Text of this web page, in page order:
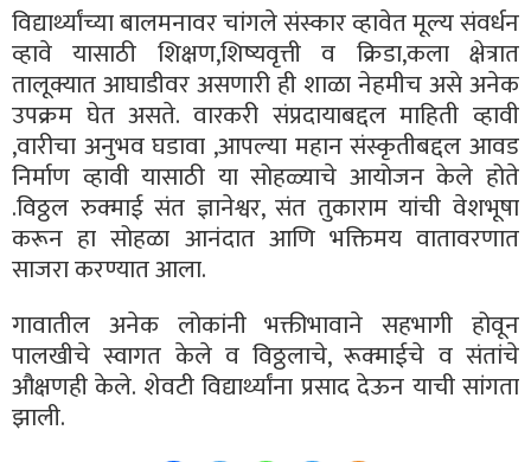
विद्यार्थ्यांच्या बालमनावर चांगले संस्कार व्हावेत मूल्य संवर्धन
व्हावे यासाठी शिक्षण,शिष्यवृत्ती व क्रिडा,कला क्षेत्रात
तालूक्यात आघाडीवर असणारी ही शाळा नेहमीच असे अनेक
उपक्रम घेत असते. वारकरी संप्रदायाबद्दल माहिती व्हावी
,वारीचा अनुभव घडावा ,आपल्या महान संस्कृतीबद्दल आवड
निर्माण व्हावी यासाठी या सोहळ्याचे आयोजन केले होते
.विठ्ठल रुक्माई संत ज्ञानेश्वर, संत तुकाराम यांची वेशभूषा
करून हा सोहळा आनंदात आणि भक्तिमय वातावरणात
साजरा करण्यात आला.
गावातील अनेक लोकांनी भक्तीभावाने सहभागी होवून
पालखीचे स्वागत केले व विठ्ठलाचे, रूक्माईचे व संतांचे
औक्षणही केले. शेवटी विद्यार्थ्यांना प्रसाद देऊन याची सांगता
झाली.